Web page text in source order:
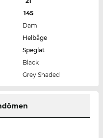
145
Dam
Helbåge
Speglat
Black
Grey Shaded